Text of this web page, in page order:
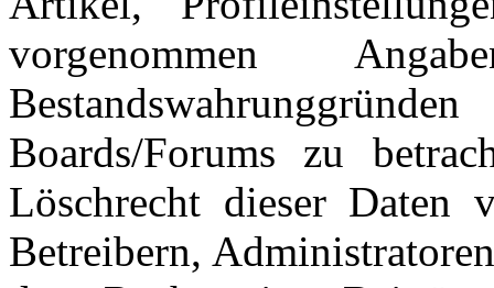
vorgenommen
Boards/Forums zu
Löschrecht dieser Daten
Betreibern,